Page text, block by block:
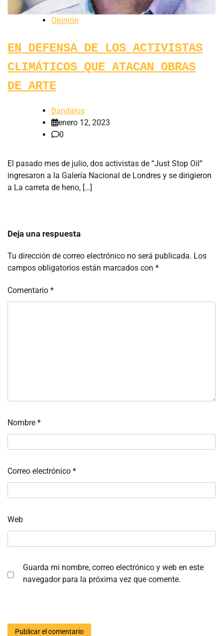
Opinión
EN DEFENSA DE LOS ACTIVISTAS
CLIMÁTICOS QUE ATACAN OBRAS
DE ARTE
Bandalos
enero 12, 2023
0
El pasado mes de julio, dos activistas de “Just Stop Oil”
ingresaron a la Galería Nacional de Londres y se dirigieron
a La carreta de heno, […]
Deja una respuesta
Tu dirección de correo electrónico no será publicada. Los
campos obligatorios están marcados con *
Comentario *
Nombre *
Correo electrónico *
Web
Guarda mi nombre, correo electrónico y web en este
navegador para la próxima vez que comente.